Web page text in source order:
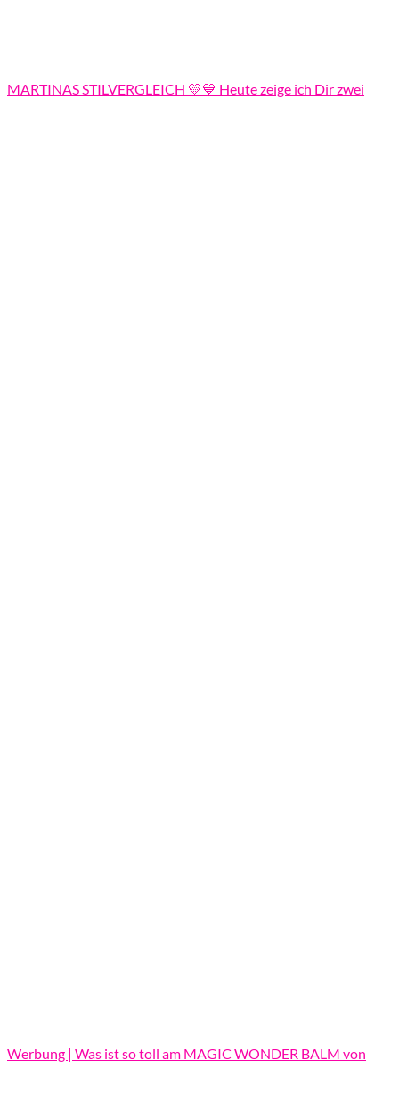
MARTINAS STILVERGLEICH 💛💙 Heute zeige ich Dir zwei
Werbung | Was ist so toll am MAGIC WONDER BALM von